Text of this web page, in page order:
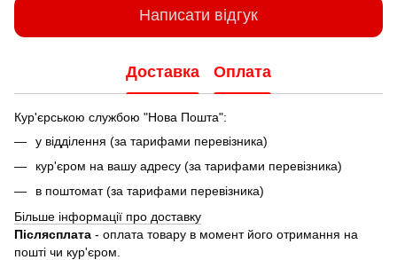
Написати відгук
Доставка Оплата
Кур'єрською службою "Нова Пошта":
у відділення (за тарифами перевізника)
кур'єром на вашу адресу (за тарифами перевізника)
в поштомат (за тарифами перевізника)
Більше інформації про доставку
Післясплата - оплата товару в момент його отримання на
пошті чи кур'єром.